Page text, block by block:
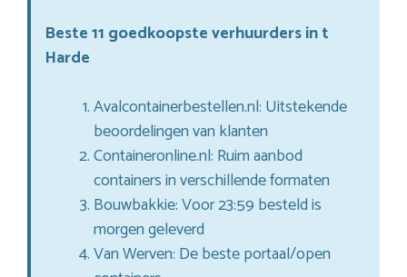
Beste 11 goedkoopste verhuurders in t
Harde
Avalcontainerbestellen.nl: Uitstekende
beoordelingen van klanten
Containeronline.nl: Ruim aanbod
containers in verschillende formaten
Bouwbakkie: Voor 23:59 besteld is
morgen geleverd
Van Werven: De beste portaal/open